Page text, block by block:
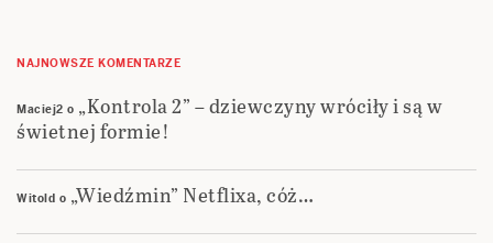
NAJNOWSZE KOMENTARZE
Maciej2 o „Kontrola 2” – dziewczyny wróciły i są w
świetnej formie!
Witold o „Wiedźmin” Netflixa, cóż…